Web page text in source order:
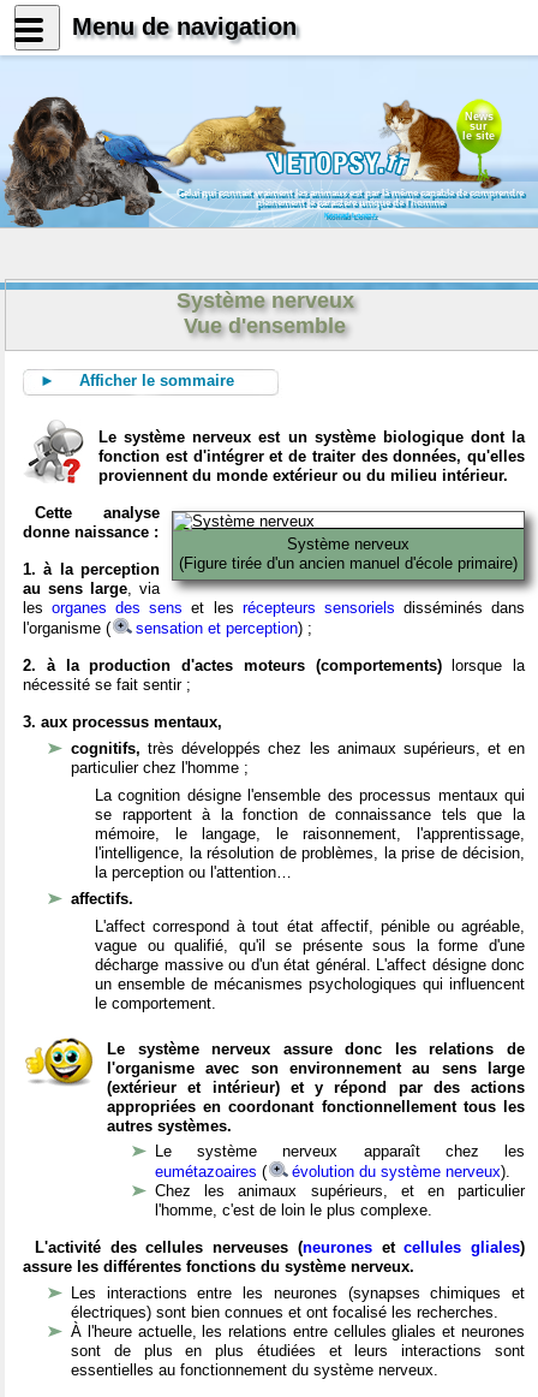
News
sur
le site
Celui qui connait vraiment les animaux est par là même capable de comprendre
pleinement le caractère unique de l'homme
Konrad Lorenz
Système nerveux
Vue d'ensemble
► Afficher le sommaire
Le système nerveux est un système biologique dont la
fonction est d'intégrer et de traiter des données, qu'elles
proviennent du monde extérieur ou du milieu intérieur.
Système nerveux
(Figure tirée d'un ancien manuel d'école primaire)
Cette analyse
donne naissance :
1. à la perception
au sens large, via
lesorganes des sens et les récepteurs sensoriels disséminés dans
l'organisme (
sensation et perception) ;
2. à la production d'actes moteurs (comportements)lorsque la
nécessité se fait sentir ;
3. aux processus mentaux,
cognitifs,très développés chez les animaux supérieurs, et en
particulier chez l'homme ;
La cognition désigne l'ensemble des processus mentaux qui
se rapportent à la fonction de connaissance tels que la
mémoire, le langage, le raisonnement, l'apprentissage,
l'intelligence, la résolution de problèmes, la prise de décision,
la perception ou l'attention…
affectifs.
L'affect correspond à tout état affectif, pénible ou agréable,
vague ou qualifié, qu'il se présente sous la forme d'une
décharge massive ou d'un état général. L'affect désigne donc
un ensemble de mécanismes psychologiques qui influencent
le comportement.
Le système nerveux assure donc les relations de
l'organisme avec son environnement au sens large
(extérieur et intérieur) et y répond par des actions
appropriées en coordonant fonctionnellement tous les
autres systèmes.
Le système nerveux apparaît chez les
eumétazoaires ( évolution du système nerveux).
Chez les animaux supérieurs, et en particulier
l'homme, c'est de loin le plus complexe.
L'activité des cellules nerveuses (neuronesetcellules gliales)
assure les différentes fonctions du système nerveux.
Les interactions entre les neurones (synapses chimiques et
électriques) sont bien connues et ont focalisé les recherches.
À l'heure actuelle, les relations entre cellules gliales et neurones
sont de plus en plus étudiées et leurs interactions sont
essentielles au fonctionnement du système nerveux.
Menu de navigation